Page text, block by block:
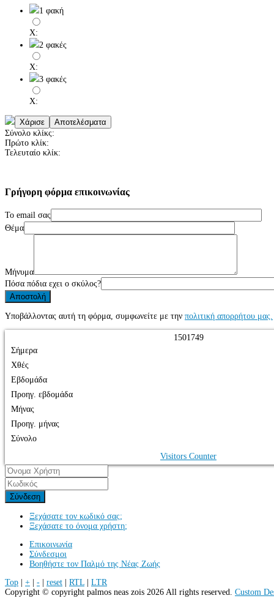
1 φακή
X:
2 φακές
X:
3 φακές
X:
Σύνολο κλίκς:
Πρώτο κλίκ:
Τελευταίο κλίκ:
Γρήγορη φόρμα επικοινωνίας
Το email σας
Θέμα
Μήνυμα
Πόσα πόδια εχει ο σκύλος?
Υποβάλλοντας αυτή τη φόρμα, συμφωνείτε με την πολιτική απορρήτου μας.
1 501 749
Σήμερα
Χθές
Εβδομάδα
Προηγ. εβδομάδα
Μήνας
Προηγ. μήνας
Σύνολο
Visitors Counter
Σύνδεση
Ξεχάσατε τον κωδικό σας;
Ξεχάσατε το όνομα χρήστη;
Επικοινωνία
Σύνδεσμοι
Βοηθήστε τον Παλμό της Νέας Ζωής
Top
+ - reset RTL
LTR
Copyright © copyright palmos neas zois 2026 All rights reserved. Custom